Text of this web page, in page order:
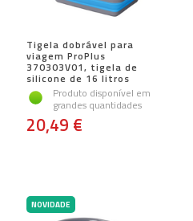
Tigela dobrável para
viagem ProPlus
370303V01, tigela de
silicone de 16 litros
Produto disponível em
grandes quantidades
20,49 €
NOVIDADE